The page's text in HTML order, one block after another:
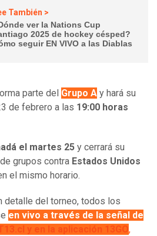
También >
ver la Nations Cup
2025 de hockey césped?
seguir EN VIVO a las Diablas
parte del Grupo A y hará su
de febrero a las 19:00 horas
el martes 25 y cerrará su
grupos contra Estados Unidos
el mismo horario.
detalle del torneo, todos los
en vivo a través de la señal de
y en la aplicación 13GO,